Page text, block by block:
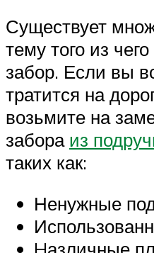
Существует
тему того из
забор. Если вы
тратится на
возьмите на
забора из
таких как:
Ненужные